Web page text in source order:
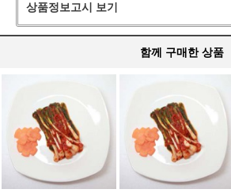
상품정보고시 보기
함께 구매한 상품